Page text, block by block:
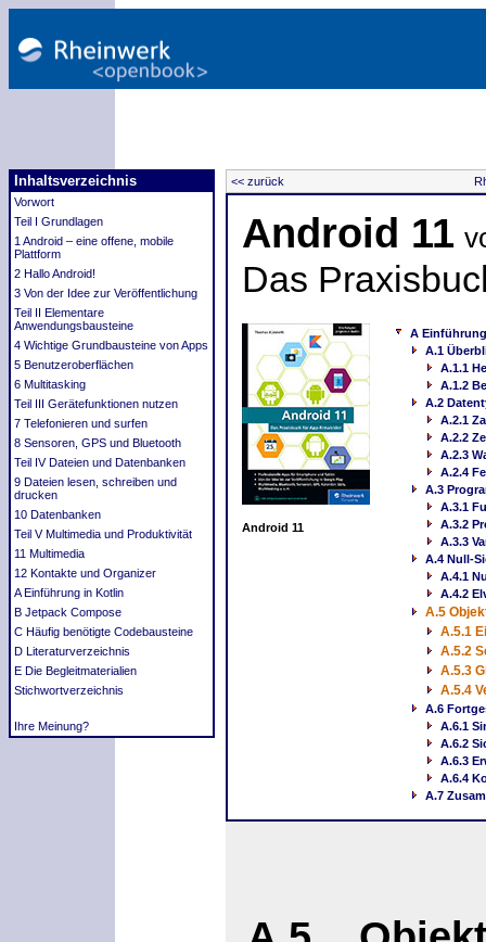
Inhaltsverzeichnis
Vorwort
Teil I Grundlagen
1 Android – eine offene, mobile
Plattform
2 Hallo Android!
3 Von der Idee zur Veröffentlichung
Teil II Elementare
Anwendungsbausteine
4 Wichtige Grundbausteine von Apps
5 Benutzeroberflächen
6 Multitasking
Teil III Gerätefunktionen nutzen
7 Telefonieren und surfen
8 Sensoren, GPS und Bluetooth
Teil IV Dateien und Datenbanken
9 Dateien lesen, schreiben und
drucken
10 Datenbanken
Teil V Multimedia und Produktivität
11 Multimedia
12 Kontakte und Organizer
A Einführung in Kotlin
B Jetpack Compose
C Häufig benötigte Codebausteine
D Literaturverzeichnis
E Die Begleitmaterialien
Stichwortverzeichnis
Ihre Meinung?
<< zurück
Android 11
Das
Android 11
A
A.1
A.1.1
A.1.2
A.2
A.2.1
A.2.2
A.2.3
A.2.4
A.3
A.3.1
A.3.2
A.3.3
A.4 Null-
A.4.1
A.4.2
A.5
A.5.1
A.5.2
A.5.3
A.5.4
A.6
A.6.1
A.6.2
A.6.3
A.6.4
A.7